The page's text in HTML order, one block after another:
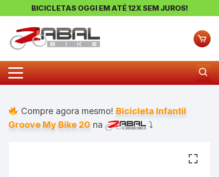
BICICLETAS OGGI EM ATÉ 12X SEM JUROS!
Compre agora mesmo! Bicicleta Infantil
Groove My Bike 20 na ⤵